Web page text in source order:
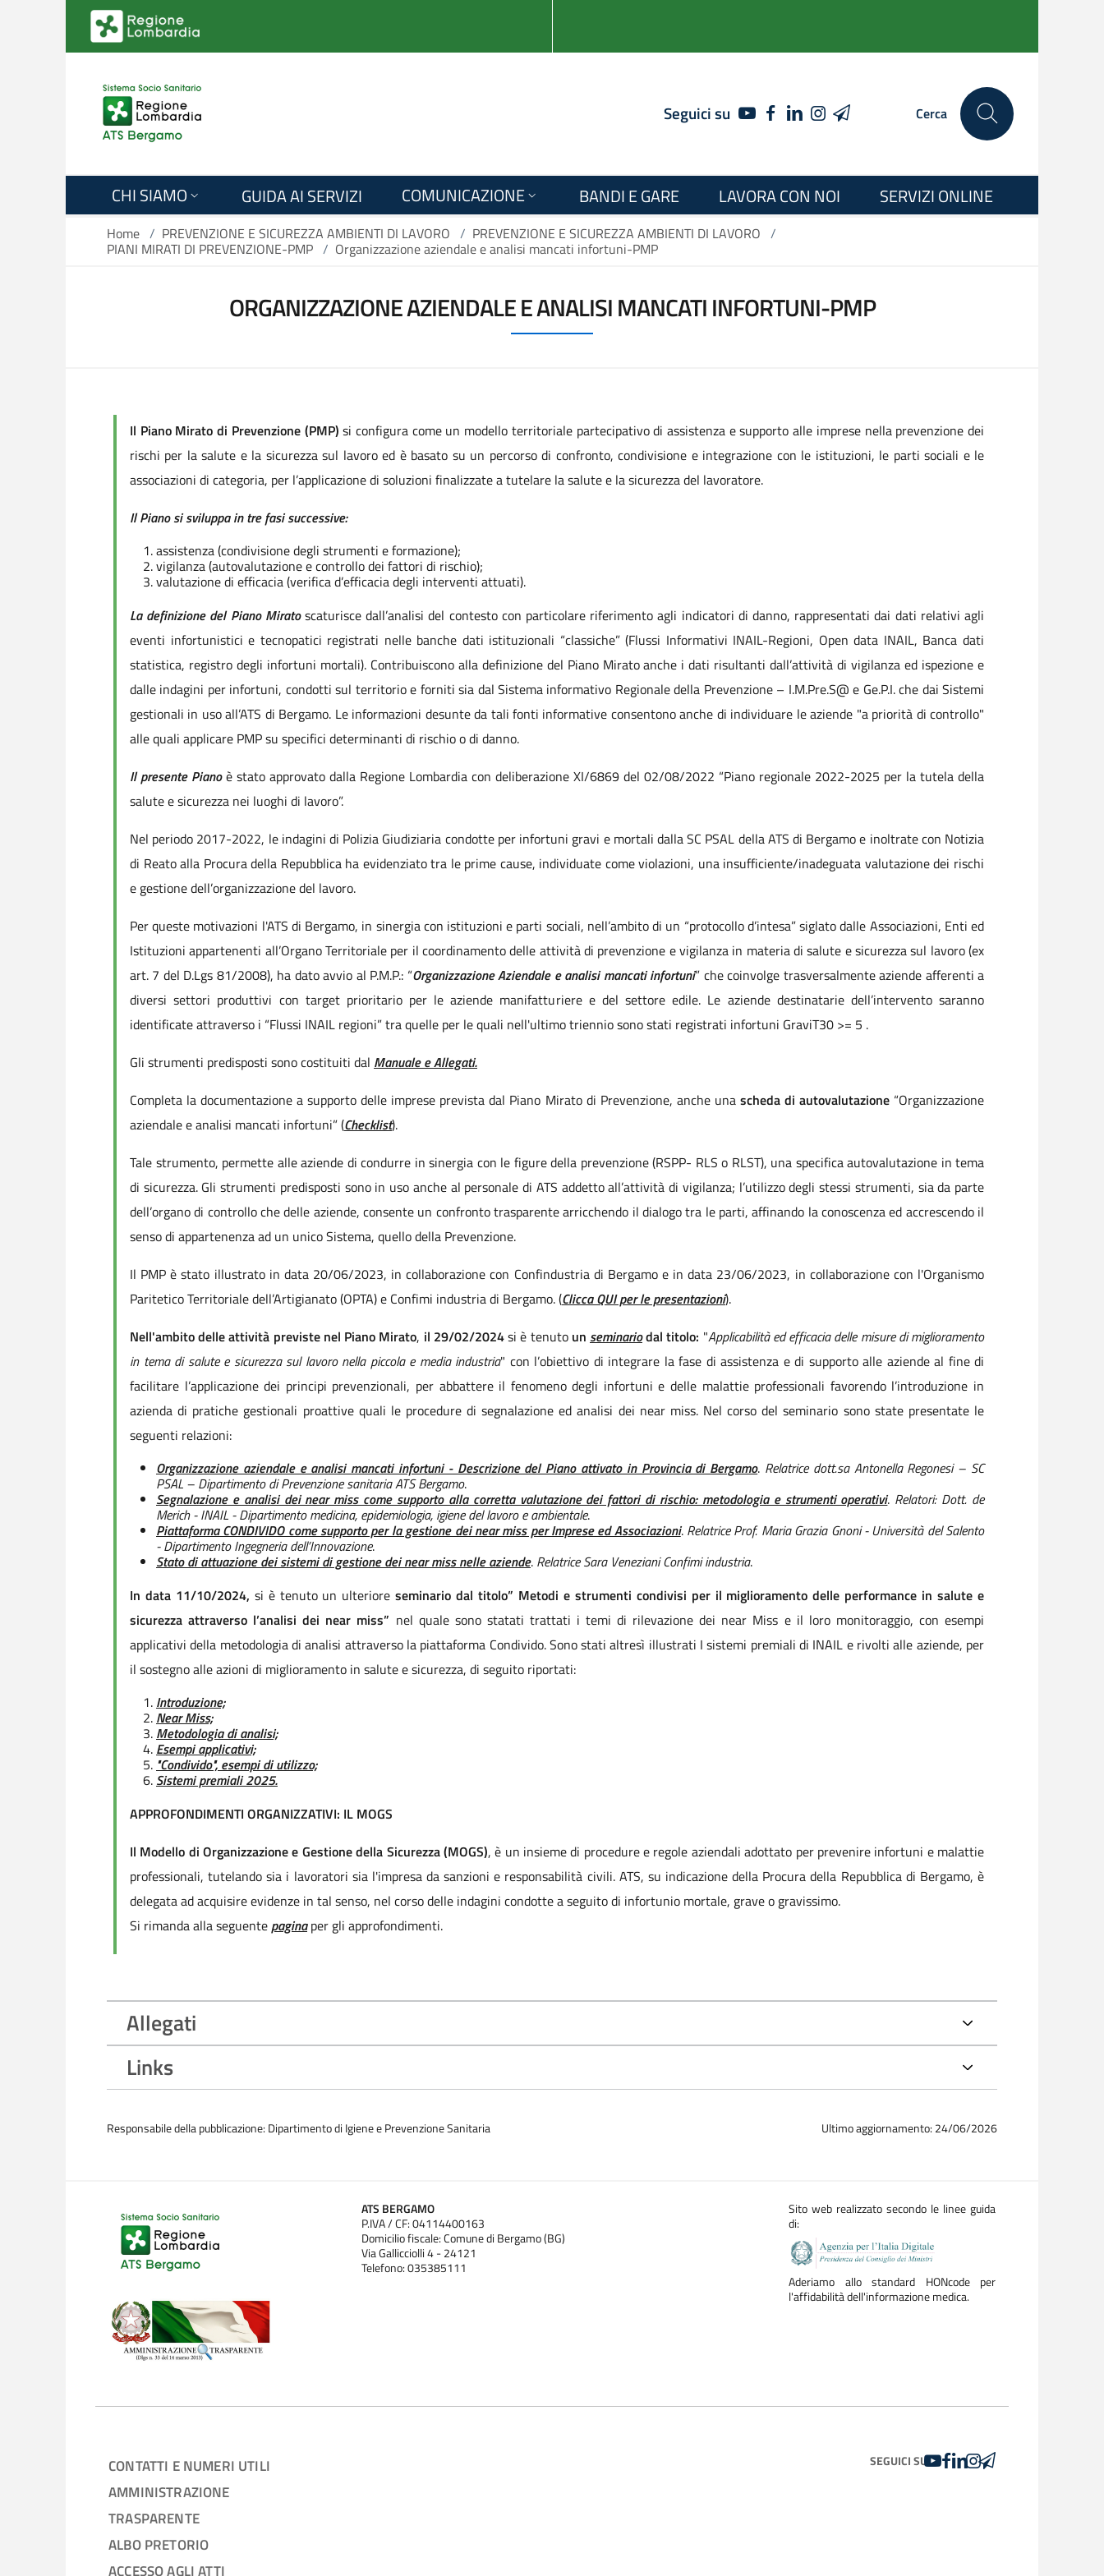
Salta al contenuto principale
Seguici su YOUTUBEFACEBOOK
LINKEDIN
INSTAGRAM
TELEGRAM Cerca
CHI SIAMO GUIDA AI SERVIZI COMUNICAZIONE BANDI E GARE LAVORA CON NOI SERVIZI ONLINE
Home / PREVENZIONE E SICUREZZA AMBIENTI DI LAVORO / PREVENZIONE E SICUREZZA AMBIENTI DI LAVORO /
PIANI MIRATI DI PREVENZIONE-PMP / Organizzazione aziendale e analisi mancati infortuni-PMP
ORGANIZZAZIONE AZIENDALE E ANALISI MANCATI INFORTUNI-PMP
Il Piano Mirato di Prevenzione (PMP) si configura come un modello territoriale partecipativo di assistenza e supporto alle imprese nella prevenzione dei
rischi per la salute e la sicurezza sul lavoro ed è basato su un percorso di confronto, condivisione e integrazione con le istituzioni, le parti sociali e le
associazioni di categoria, per l’applicazione di soluzioni finalizzate a tutelare la salute e la sicurezza del lavoratore.
Il Piano si sviluppa in tre fasi successive:
assistenza (condivisione degli strumenti e formazione);
vigilanza (autovalutazione e controllo dei fattori di rischio);
valutazione di efficacia (verifica d’efficacia degli interventi attuati).
La definizione del Piano Miratoscaturisce dall’analisi del contesto con particolare riferimento agli indicatori di danno, rappresentati dai dati relativi agli
eventi infortunistici e tecnopatici registrati nelle banche dati istituzionali “classiche” (Flussi Informativi INAIL-Regioni, Open data INAIL, Banca dati
statistica, registro degli infortuni mortali). Contribuiscono alla definizione del Piano Mirato anche i dati risultanti dall’attività di vigilanza ed ispezione e
dalle indagini per infortuni, condotti sul territorio e forniti sia dal Sistema informativo Regionale della Prevenzione – I.M.Pre.S@ e Ge.P.I. che dai Sistemi
gestionali in uso all’ATS di Bergamo. Le informazioni desunte da tali fonti informative consentono anche di individuare le aziende "a priorità di controllo"
alle quali applicare PMP su specifici determinanti di rischio o di danno.
Il presente Pianoè stato approvato dalla Regione Lombardia con deliberazione XI/6869 del 02/08/2022 “Piano regionale 2022-2025 per la tutela della
salute e sicurezza nei luoghi di lavoro”.
Nel periodo 2017-2022, le indagini di Polizia Giudiziaria condotte per infortuni gravi e mortali dalla SC PSAL della ATS di Bergamo e inoltrate con Notizia
di Reato alla Procura della Repubblica ha evidenziato tra le prime cause, individuate come violazioni, una insufficiente/inadeguata valutazione dei rischi
e gestione dell’organizzazione del lavoro.
Per queste motivazioni l'ATS di Bergamo, in sinergia con istituzioni e parti sociali, nell’ambito di un “protocollo d’intesa” siglato dalle Associazioni, Enti ed
Istituzioni appartenenti all’Organo Territoriale per il coordinamento delle attività di prevenzione e vigilanza in materia di salute e sicurezza sul lavoro (ex
art. 7 del D.Lgs 81/2008), ha dato avvio al P.M.P.: “Organizzazione Aziendale e analisi mancati infortuni” che coinvolge trasversalmente aziende afferenti a
diversi settori produttivi con target prioritario per le aziende manifatturiere e del settore edile. Le aziende destinatarie dell’intervento saranno
identificate attraverso i “Flussi INAIL regioni” tra quelle per le quali nell'ultimo triennio sono stati registrati infortuni GraviT30 >= 5 .
Gli strumenti predisposti sono costituiti dal Manuale e Allegati.
Completa la documentazione a supporto delle imprese prevista dal Piano Mirato di Prevenzione, anche una scheda di autovalutazione“Organizzazione
aziendale e analisi mancati infortuni” (Checklist).
Tale strumento, permette alle aziende di condurre in sinergia con le figure della prevenzione (RSPP- RLS o RLST), una specifica autovalutazione in tema
di sicurezza. Gli strumenti predisposti sono in uso anche al personale di ATS addetto all’attività di vigilanza; l’utilizzo degli stessi strumenti, sia da parte
dell’organo di controllo che delle aziende, consente un confronto trasparente arricchendo il dialogo tra le parti, affinando la conoscenza ed accrescendo il
senso di appartenenza ad un unico Sistema, quello della Prevenzione.
Il PMP è stato illustrato in data 20/06/2023, in collaborazione con Confindustria di Bergamo e in data 23/06/2023, in collaborazione con l'Organismo
Paritetico Territoriale dell’Artigianato (OPTA) e Confimi industria di Bergamo. (Clicca QUI per le presentazioni).
Nell'ambito delle attività previste nel Piano Mirato, il 29/02/2024si è tenuto un seminariodal titolo: "Applicabilità ed efficacia delle misure di miglioramento
in tema di salute e sicurezza sul lavoro nella piccola e media industria" con l’obiettivo di integrare la fase di assistenza e di supporto alle aziende al fine di
facilitare l’applicazione dei principi prevenzionali, per abbattere il fenomeno degli infortuni e delle malattie professionali favorendo l’introduzione in
azienda di pratiche gestionali proattive quali le procedure di segnalazione ed analisi dei near miss. Nel corso del seminario sono state presentate le
seguenti relazioni:
Organizzazione aziendale e analisi mancati infortuni - Descrizione del Piano attivato in Provincia di Bergamo. Relatrice dott.sa Antonella Regonesi – SC
PSAL – Dipartimento di Prevenzione sanitaria ATS Bergamo.
Segnalazione e analisi dei near miss come supporto alla corretta valutazione dei fattori di rischio: metodologia e strumenti operativi. Relatori: Dott. de
Merich - INAIL - Dipartimento medicina, epidemiologia, igiene del lavoro e ambientale.
Piattaforma CONDIVIDO come supporto per la gestione dei near miss per Imprese ed Associazioni. Relatrice Prof. Maria Grazia Gnoni - Università del Salento
- Dipartimento Ingegneria dell’Innovazione.
Stato di attuazione dei sistemi di gestione dei near miss nelle aziende. Relatrice Sara Veneziani Confimi industria.
In data 11/10/2024, si è tenuto un ulteriore seminario dal titolo” Metodi e strumenti condivisi per il miglioramento delle performance in salute e
sicurezza attraverso l’analisi dei near miss” nel quale sono statati trattati i temi di rilevazione dei near Miss e il loro monitoraggio, con esempi
applicativi della metodologia di analisi attraverso la piattaforma Condivido. Sono stati altresì illustrati I sistemi premiali di INAIL e rivolti alle aziende, per
il sostegno alle azioni di miglioramento in salute e sicurezza, di seguito riportati:
Introduzione;
Near Miss;
Metodologia di analisi;
Esempi applicativi;
"Condivido", esempi di utilizzo;
Sistemi premiali 2025.
APPROFONDIMENTI ORGANIZZATIVI: IL MOGS
Il Modello di Organizzazione e Gestione della Sicurezza (MOGS), è un insieme di procedure e regole aziendali adottato per prevenire infortuni e malattie
professionali, tutelando sia i lavoratori sia l'impresa da sanzioni e responsabilità civili. ATS, su indicazione della Procura della Repubblica di Bergamo, è
delegata ad acquisire evidenze in tal senso, nel corso delle indagini condotte a seguito di infortunio mortale, grave o gravissimo.
Si rimanda alla seguentepaginaper gli approfondimenti.
Allegati
Links
Responsabile della pubblicazione: Dipartimento di Igiene e Prevenzione Sanitaria Ultimo aggiornamento: 24/06/2026
ATS BERGAMO
P.IVA / CF: 04114400163
Domicilio fiscale: Comune di Bergamo (BG)
Via Gallicciolli 4 - 24121
Telefono: 035385111
Sito web realizzato secondo le linee guida
di:
Aderiamo allo standard HONcode per
l'affidabilità dell'informazione medica.
CONTATTI E NUMERI UTILI
AMMINISTRAZIONE
TRASPARENTE
ALBO PRETORIO
ACCESSO AGLI ATTI
SEGUICI SUYOUTUBE
FACEBOOK
LINKEDIN
INSTAGRAM
TELEGRAM